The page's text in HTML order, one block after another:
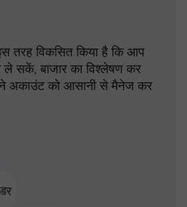
तरह विकसित किया है कि आप
ले सकें, बाजार का विश्लेषण कर
को आसानी से मैनेज कर